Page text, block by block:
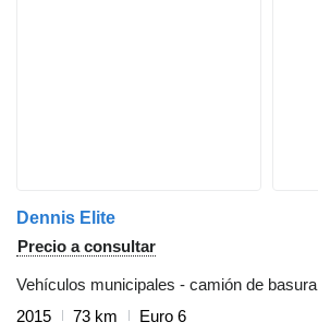
Dennis Elite
Precio a consultar
Vehículos municipales - camión de basura
2015
73 km
Euro 6